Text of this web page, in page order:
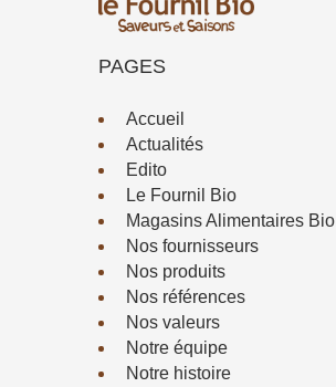
PAGES
Accueil
Actualités
Edito
Le Fournil Bio
Magasins Alimentaires Bio
Nos fournisseurs
Nos produits
Nos références
Nos valeurs
Notre équipe
Notre histoire